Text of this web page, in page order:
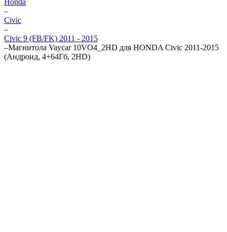
Honda
–
Civic
–
Civic 9 (FB/FK) 2011 - 2015
–Магнитола Vaycar 10VO4_2HD для HONDA Civic 2011-2015
(Андроид, 4+64Гб, 2HD)